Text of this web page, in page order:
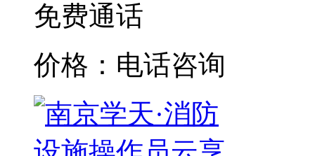
免费通话
价格：电话咨询